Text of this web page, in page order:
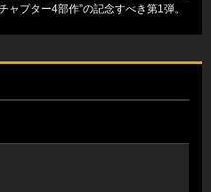
ャプター4部作”の記念すべき第1弾。